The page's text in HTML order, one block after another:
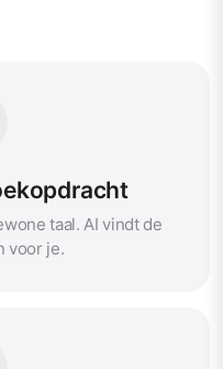
taal. AI vindt de
voor je.